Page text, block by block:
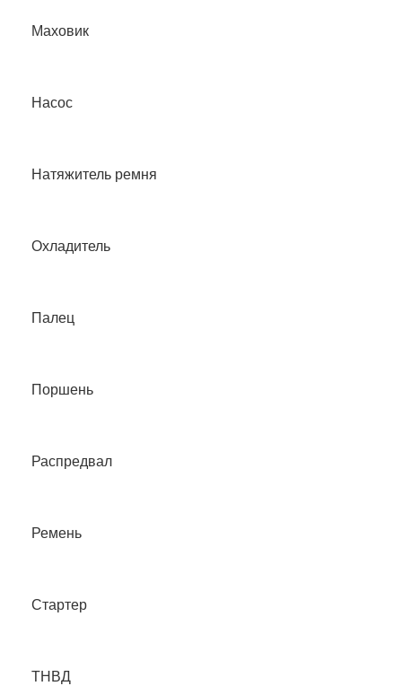
Маховик
Насос
Натяжитель ремня
Охладитель
Палец
Поршень
Распредвал
Ремень
Стартер
ТНВД